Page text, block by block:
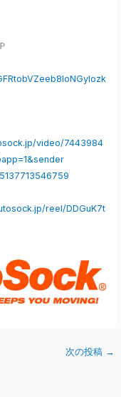
video/7443984
reel/DDGuK7t
次の投稿 →